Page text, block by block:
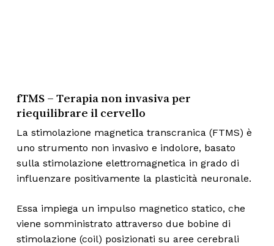
fTMS – Terapia non invasiva per
riequilibrare il cervello
La stimolazione magnetica transcranica (FTMS) è
uno strumento non invasivo e indolore, basato
sulla stimolazione elettromagnetica in grado di
influenzare positivamente la plasticità neuronale.
Essa impiega un impulso magnetico statico, che
viene somministrato attraverso due bobine di
stimolazione (coil) posizionati su aree cerebrali